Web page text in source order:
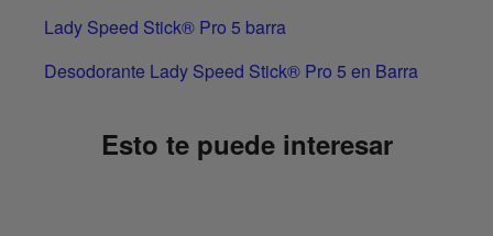
Lady Speed Stick® Pro 5 barra
Desodorante Lady Speed Stick® Pro 5 en Barra
Esto te puede interesar